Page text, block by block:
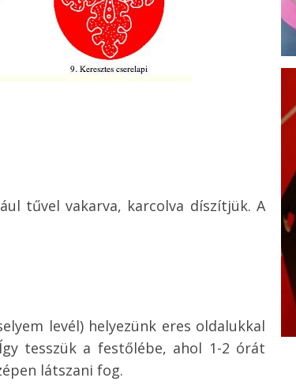
tűvel vakarva, karcolva díszítjük. A
levél) helyezünk eres oldalukkal
tesszük a festőlébe, ahol 1-2 órát
látszani fog.